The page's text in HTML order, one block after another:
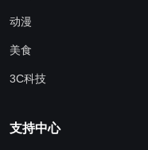
动漫
美食
3C科技
支持中心